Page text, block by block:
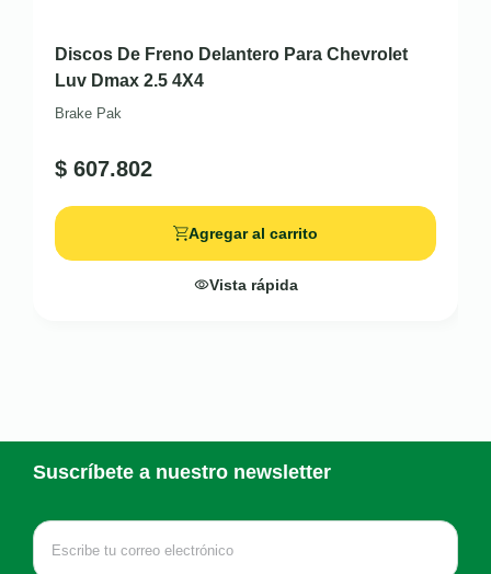
Discos De Freno Delantero Para Chevrolet
Luv Dmax 2.5 4X4
Brake Pak
$ 607.802
Agregar al carrito
Vista rápida
Suscríbete a nuestro newsletter